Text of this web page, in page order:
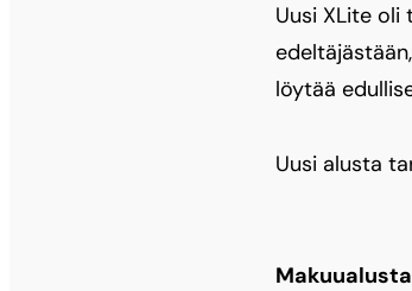
Uusi XLite oli
löytää
Uusi alusta